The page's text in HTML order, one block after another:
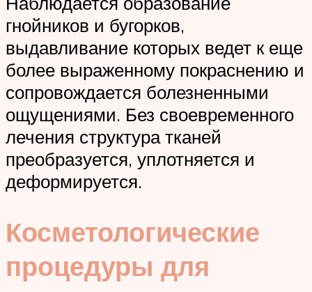
гнойников и бугорков,
выдавливание которых ведет к еще
более выраженному покраснению и
сопровождается болезненными
ощущениями. Без своевременного
лечения структура тканей
преобразуется, уплотняется и
деформируется.
Косметологические
процедуры для